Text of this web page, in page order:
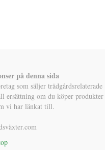
på denna sida
som säljer trädgårdsrelaterade
ersättning om du köper produkter
vi har länkat till.